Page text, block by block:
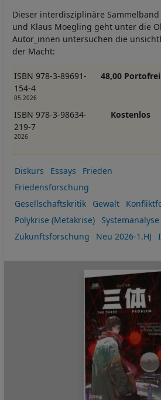
Dieser interdisziplinäre
und Klaus Moegling geht unter die
Autor_innen untersuchen die
der Macht:
ISBN 978-3-89691-
154-4
05.2026
48,00 Portofrei
ISBN 978-3-98634-
219-7
2026
Kostenlos
Diskurs Essays
Frieden
Friedensforschung
Gesellschaftskritik
Gewalt
Polykrise (Metakrise)
Systemanalyse
Zukunftsforschung
Neu 2026-1.HJ